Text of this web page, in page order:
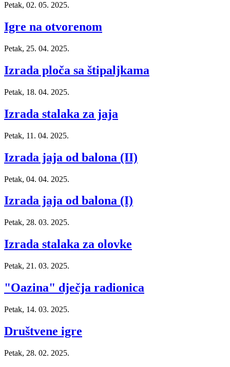
Petak, 02. 05. 2025.
Igre na otvorenom
Petak, 25. 04. 2025.
Izrada ploča sa štipaljkama
Petak, 18. 04. 2025.
Izrada stalaka za jaja
Petak, 11. 04. 2025.
Izrada jaja od balona (II)
Petak, 04. 04. 2025.
Izrada jaja od balona (I)
Petak, 28. 03. 2025.
Izrada stalaka za olovke
Petak, 21. 03. 2025.
"Oazina" dječja radionica
Petak, 14. 03. 2025.
Društvene igre
Petak, 28. 02. 2025.